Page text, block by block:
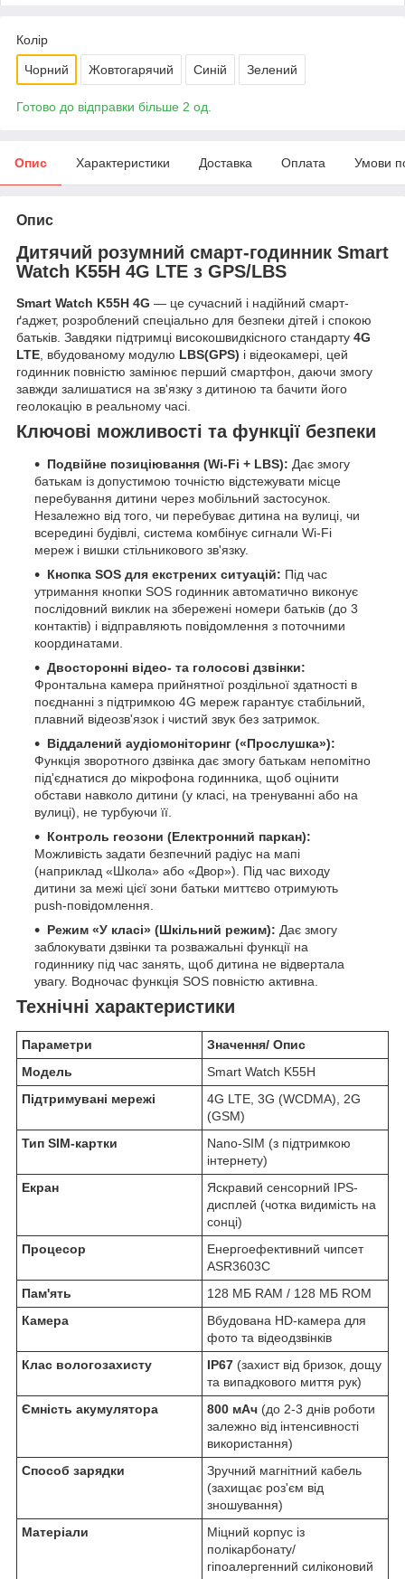
Колір
Чорний Жовтогарячий Синій Зелений
Готово до відправки більше 2 од.
Опис Характеристики Доставка Оплата Умови
Опис
Дитячий розумний смарт-годинник Smart
Watch K55H 4G LTE з GPS/LBS
Smart Watch K55H 4G — це сучасний і надійний смарт-
ґаджет, розроблений спеціально для безпеки дітей і спокою
батьків. Завдяки підтримці високошвидкісного стандарту 4G
LTE, вбудованому модулю LBS(GPS) і відеокамері, цей
годинник повністю замінює перший смартфон, даючи змогу
завжди залишатися на зв'язку з дитиною та бачити його
геолокацію в реальному часі.
Ключові можливості та функції безпеки
Подвійне позиціювання (Wi-Fi + LBS): Дає змогу
батькам із допустимою точністю відстежувати місце
перебування дитини через мобільний застосунок.
Незалежно від того, чи перебуває дитина на вулиці, чи
всередині будівлі, система комбінує сигнали Wi-Fi
мереж і вишки стільникового зв'язку.
Кнопка SOS для екстрених ситуацій: Під час
утримання кнопки SOS годинник автоматично виконує
послідовний виклик на збережені номери батьків (до 3
контактів) і відправляють повідомлення з поточними
координатами.
Двосторонні відео- та голосові дзвінки:
Фронтальна камера прийнятної роздільної здатності в
поєднанні з підтримкою 4G мереж гарантує стабільний,
плавний відеозв'язок і чистий звук без затримок.
Віддалений аудіомоніторинг («Прослушка»):
Функція зворотного дзвінка дає змогу батькам непомітно
під'єднатися до мікрофона годинника, щоб оцінити
обстави навколо дитини (у класі, на тренуванні або на
вулиці), не турбуючи її.
Контроль геозони (Електронний паркан):
Можливість задати безпечний радіус на мапі
(наприклад «Школа» або «Двор»). Під час виходу
дитини за межі цієї зони батьки миттєво отримують
push-повідомлення.
Режим «У класі» (Шкільний режим): Дає змогу
заблокувати дзвінки та розважальні функції на
годиннику під час занять, щоб дитина не відвертала
увагу. Водночас функція SOS повністю активна.
Технічні характеристики
Параметри
Значення/ Опис
Модель
Smart Watch K55H
Підтримувані мережі
4G LTE, 3G (WCDMA), 2G
(GSM)
Тип SIM-картки
Nano-SIM (з підтримкою
інтернету)
Екран
Яскравий сенсорний IPS-
дисплей (чотка видимість на
сонці)
Процесор
Енергоефективний чипсет
ASR3603C
Пам'ять
128 МБ RAM / 128 МБ ROM
Камера
Вбудована HD-камера для
фото та відеодзвінків
Клас вологозахисту
IP67 (захист від бризок, дощу
та випадкового миття рук)
Ємність акумулятора
800 мАч (до 2-3 днів роботи
залежно від інтенсивності
використання)
Способ зарядки
Зручний магнітний кабель
(захищає роз'єм від
зношування)
Матеріали
Міцний корпус із
полікарбонату/
гіпоалергенний силіконовий